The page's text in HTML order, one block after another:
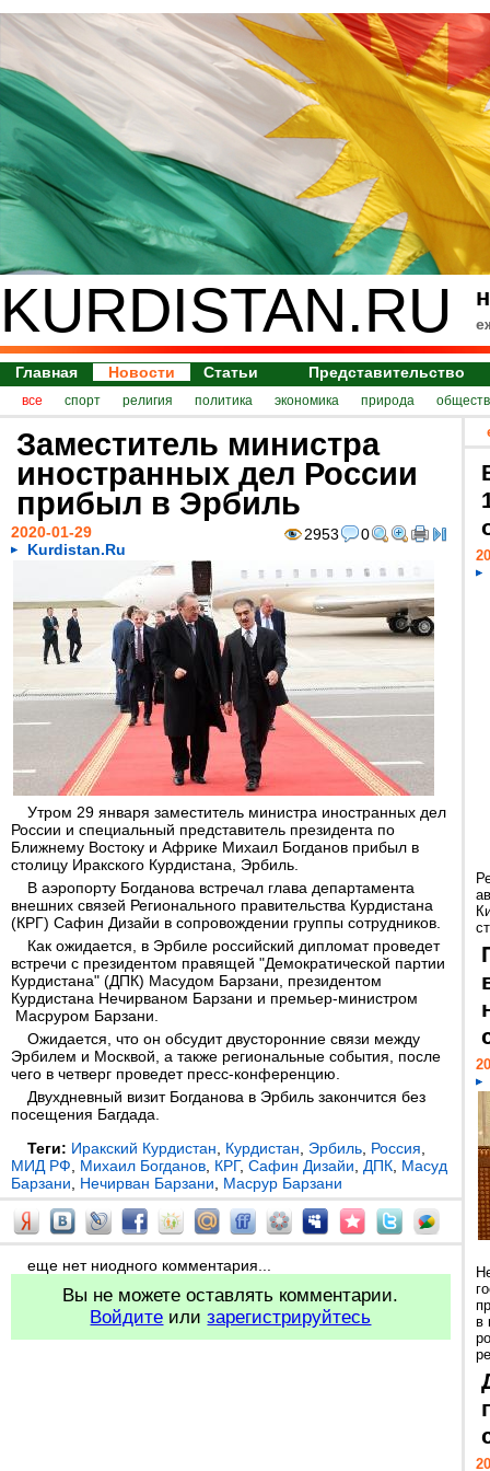
KURDISTAN.RU
Главная Новости Статьи Представительство
все спорт религия политика экономика природа
Заместитель министра
иностранных дел России
прибыл в Эрбиль
2953 0
2020-01-29
Kurdistan.Ru
Утром 29 января заместитель министра иностранных дел
России и специальный представитель президента по
Ближнему Востоку и Африке Михаил Богданов прибыл в
столицу Иракского Курдистана, Эрбиль.
В аэропорту Богданова встречал глава департамента
внешних связей Регионального правительства Курдистана
(КРГ) Сафин Дизайи в сопровождении группы сотрудников.
Как ожидается, в Эрбиле российский дипломат проведет
встречи с президентом правящей "Демократической партии
Курдистана" (ДПК) Масудом Барзани, президентом
Курдистана Нечирваном Барзани и премьер-министром
Масруром Барзани.
Ожидается, что он обсудит двусторонние связи между
Эрбилем и Москвой, а также региональные события, после
чего в четверг проведет пресс-конференцию.
Двухдневный визит Богданова в Эрбиль закончится без
посещения Багдада.
Теги: Иракский Курдистан Курдистан Эрбиль Россия
МИД РФ
Михаил Богданов КРГ, Сафин Дизайи ДПК Масуд
Барзани
Нечирван Барзани Масрур Барзани
еще нет ниодного комментария...
Вы не можете оставлять комментарии.
Войдите илизарегистрируйтесь
в